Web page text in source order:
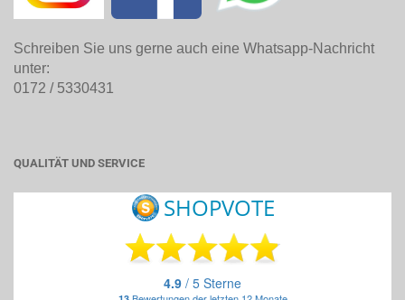
Schreiben Sie uns gerne auch eine Whatsapp-Nachricht
unter:
0172 / 5330431
QUALITÄT UND SERVICE